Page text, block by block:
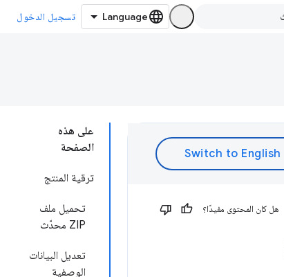
تسجيل الدخول
على هذه
الصفحة
ترقية المنتج
تحميل ملف
ZIP محدّث
تعديل البيانات
الوصفية
هل كان المحتوى مفيدًا؟